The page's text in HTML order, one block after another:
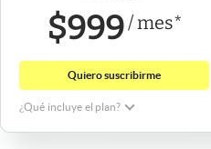
$999/mes*
Quiero suscribirme
¿Qué incluye el plan?